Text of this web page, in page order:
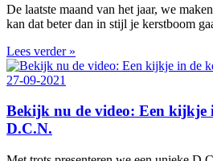
De laatste maand van het jaar, we
kan dat beter dan in stijl je kerstboom
Lees verder »
27-09-2021
Bekijk nu de video: Een kijkje
D.C.N.